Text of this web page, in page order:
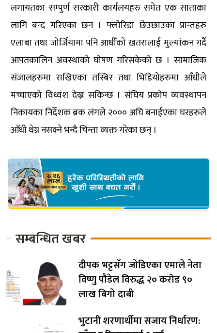
लगायतका सम्पुर्ण सरकारी कार्यलयहरु समेत एक साताका
लागि बन्द गरिएका छन । फ्लोरिडा छेउछाउका प्रान्तहरु
एलाबा तथा जोर्जियामा पनि आधीँको खतरालाई मुल्यांकन गर्दै
आपतकालिन अवस्थाको घोषण गरिसकेको छ । सामाजिक
संजालहरुमा राखिएका तस्बिर तथा भिडियोहरुमा आँधीले
मच्चाएको विध्वंश देख्न सकिन्छ । संघिय प्रकोप व्यवस्थापन
निकायका निर्देशक ब्रक लंगले २००० अघि बनाईएका घरहरुले
आँधी थेग्न नसक्ने भन्दै चिन्ता व्यक्त गरेका छन् ।
सम्बन्धित खबर
दीपक भट्टसँग जोडिएका एमाले नेता
विष्णु पौडेल विरुद्ध २० करोड ९०
लाख बिगो दाबी
भुटानी शरणार्थीमा सजाय निर्धारण: